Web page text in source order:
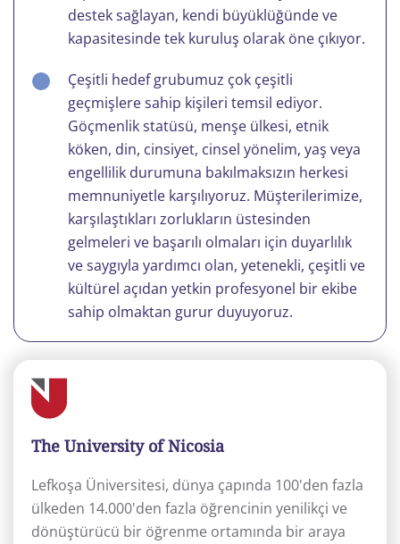
destek sağlayan, kendi büyüklüğünde ve
kapasitesinde tek kuruluş olarak öne çıkıyor.
Çeşitli hedef grubumuz çok çeşitli
geçmişlere sahip kişileri temsil ediyor.
Göçmenlik statüsü, menşe ülkesi, etnik
köken, din, cinsiyet, cinsel yönelim, yaş veya
engellilik durumuna bakılmaksızın herkesi
memnuniyetle karşılıyoruz. Müşterilerimize,
karşılaştıkları zorlukların üstesinden
gelmeleri ve başarılı olmaları için duyarlılık
ve saygıyla yardımcı olan, yetenekli, çeşitli ve
kültürel açıdan yetkin profesyonel bir ekibe
sahip olmaktan gurur duyuyoruz.
The University of Nicosia
Lefkoşa Üniversitesi, dünya çapında 100'den fazla
ülkeden 14.000'den fazla öğrencinin yenilikçi ve
dönüştürücü bir öğrenme ortamında bir araya